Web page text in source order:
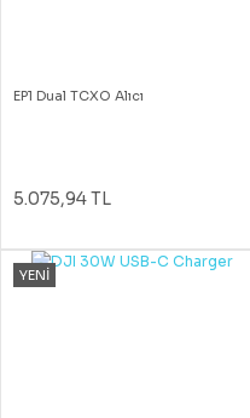
EP1 Dual TCXO Alıcı
5.075,94 TL
YENİ